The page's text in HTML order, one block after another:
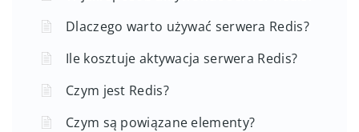
Dlaczego warto używać serwera Redis?
Ile kosztuje aktywacja serwera Redis?
Czym jest Redis?
Czym są powiązane elementy?